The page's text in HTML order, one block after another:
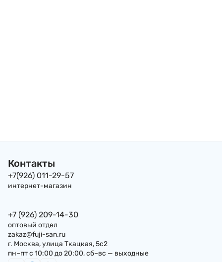
Контакты
+7(926) 011-29-57
интернет-магазин
+7 (926) 209-14-30
оптовый отдел
zakaz@fuji-san.ru
г. Москва, улица Ткацкая, 5с2
пн–пт с 10:00 до 20:00, сб–вс — выходные